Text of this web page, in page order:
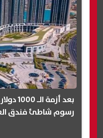
بعد
رسوم شاطئ فندق